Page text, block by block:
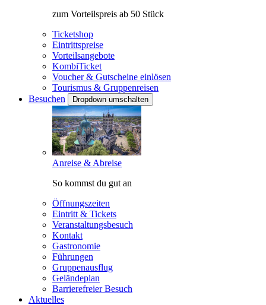
zum Vorteilspreis ab 50 Stück
Ticketshop
Eintrittspreise
Vorteilsangebote
KombiTicket
Voucher & Gutscheine einlösen
Tourismus & Gruppenreisen
Besuchen
Dropdown umschalten
Anreise & Abreise
So kommst du gut an
Öffnungszeiten
Eintritt & Tickets
Veranstaltungsbesuch
Kontakt
Gastronomie
Führungen
Gruppenausflug
Geländeplan
Barrierefreier Besuch
Aktuelles